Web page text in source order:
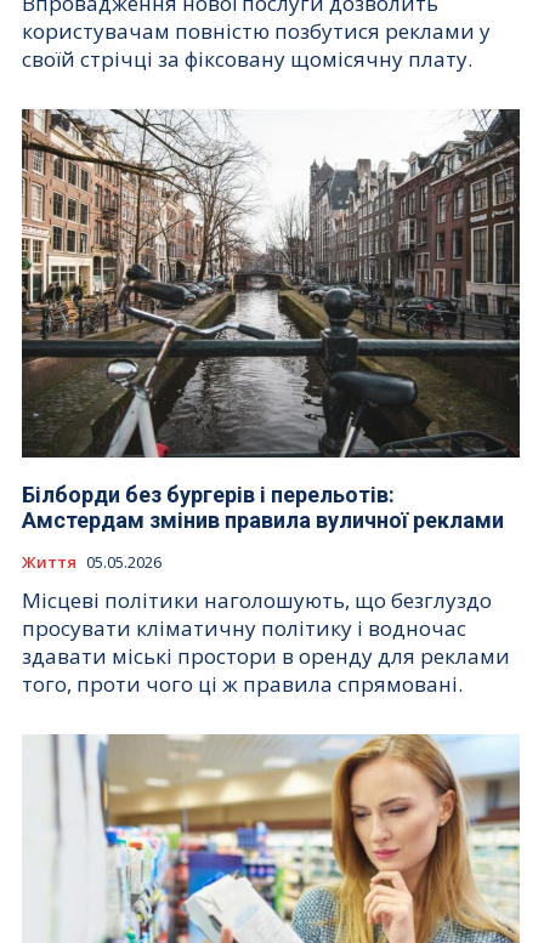
користувачам повністю позбутися реклами у
своїй стрічці за фіксовану щомісячну плату.
Білборди без бургерів і перельотів:
Амстердам змінив правила вуличної реклами
Життя 05.05.2026
Місцеві політики наголошують, що безглуздо
просувати кліматичну політику і водночас
здавати міські простори в оренду для реклами
того, проти чого ці ж правила спрямовані.